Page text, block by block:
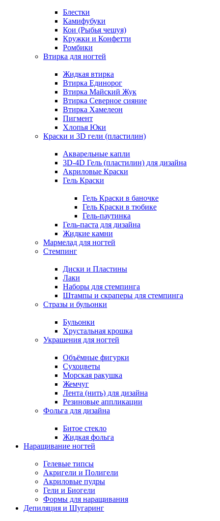
Блестки
Камифубуки
Кои (Рыбья чешуя)
Кружки и Конфетти
Ромбики
Втирка для ногтей
Жидкая втирка
Втирка Единорог
Втирка Майский Жук
Втирка Северное сияние
Втирка Хамелеон
Пигмент
Хлопья Юки
Краски и 3D гели (пластилин)
Акварельные капли
3D-4D Гель (пластилин) для дизайна
Акриловые Краски
Гель Краски
Гель Краски в баночке
Гель Краски в тюбике
Гель-паутинка
Гель-паста для дизайна
Жидкие камни
Мармелад для ногтей
Стемпинг
Диски и Пластины
Лаки
Наборы для стемпинга
Штампы и скраперы для стемпинга
Стразы и бульонки
Бульонки
Хрустальная крошка
Украшения для ногтей
Объёмные фигурки
Сухоцветы
Морская ракушка
Жемчуг
Лента (нить) для дизайна
Резиновые аппликации
Фольга для дизайна
Битое стекло
Жидкая фольга
Наращивание ногтей
Гелевые типсы
Акригели и Полигели
Акриловые пудры
Гели и Биогели
Формы для наращивания
Депиляция и Шугаринг